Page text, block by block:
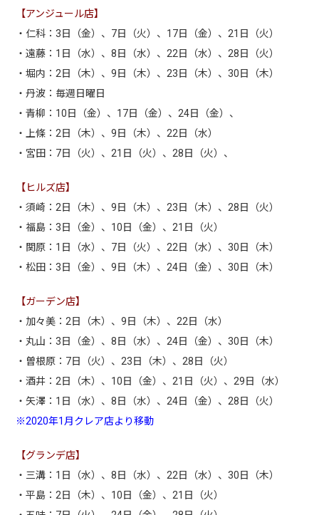
【アンジュール店】
・仁科：3日（金）、7日（火）、17日（金）、21日（火）
・遠藤：1日（水）、8日（水）、22日（水）、28日（火）
・堀内：2日（木）、9日（木）、23日（木）、30日（木）
・丹波：毎週日曜日
・青柳：10日（金）、17日（金）、24日（金）、
・上條：2日（木）、9日（木）、22日（水）
・宮田：7日（火）、21日（火）、28日（火）、
【ヒルズ店】
・須崎：2日（木）、9日（木）、23日（木）、28日（火）
・福島：3日（金）、10日（金）、21日（火）
・関原：1日（水）、7日（火）、22日（水）、30日（木）
・松田：3日（金）、9日（木）、24日（金）、30日（木）
【ガーデン店】
・加々美：2日（木）、9日（木）、22日（水）
・丸山：3日（金）、8日（水）、24日（金）、30日（木）
・曽根原：7日（火）、23日（木）、28日（火）
・酒井：2日（木）、10日（金）、21日（火）、29日（水）
・矢澤：1日（水）、8日（水）、24日（金）、28日（火）
※2020年1月クレア店より移動
【グランデ店】
・三溝：1日（水）、8日（水）、22日（水）、30日（木）
・平島：2日（木）、10日（金）、21日（火）